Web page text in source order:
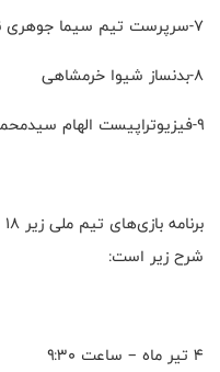
٧-سرپرست تيم سیما جوهری نیا
٨-بدنساز شیوا خرمشاهی
۹-فیزیوتراپيست الهام سیدمحمد
شرح زیر است:
4 تیر ماه – ساعت ۹:۳۰